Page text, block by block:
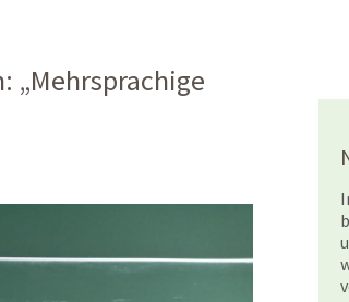
„Mehrsprachige